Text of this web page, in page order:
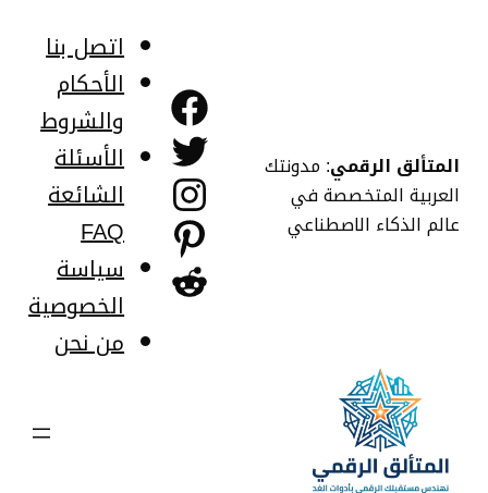
المتألق الرقمي: مدونتك
العربية المتخصصة في
عالم الذكاء الاصطناعي
فيسبوك
تويتر
إنستجرام
بينتريست
ريديت
اتصل بنا
الأحكام
والشروط
الأسئلة
الشائعة
FAQ
سياسة
الخصوصية
من نحن